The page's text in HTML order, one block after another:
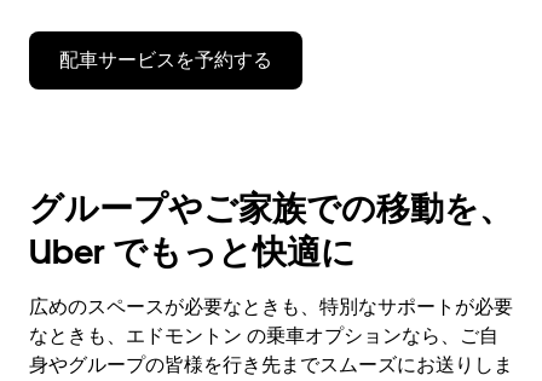
配車サービスを予約する
グループやご家族での移動を、
Uber でもっと快適に
広めのスペースが必要なときも、特別なサポートが必要
なときも、エドモントン の乗車オプションなら、ご自
身やグループの皆様を行き先までスムーズにお送りしま